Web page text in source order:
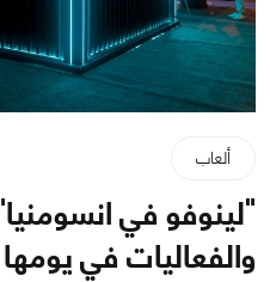
ألعاب
"لينوفو في
والفعاليات في يومها